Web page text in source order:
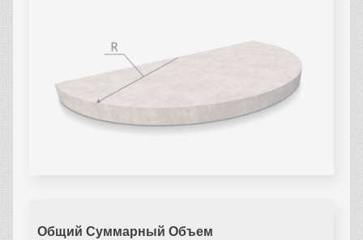
Общий Суммарный Объем